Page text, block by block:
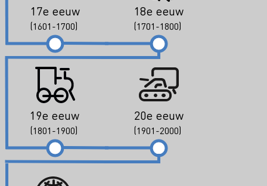
17e eeuw
(1601-1700)
18e eeuw
(1701-1800)
19e eeuw
(1801-1900)
20e eeuw
(1901-2000)